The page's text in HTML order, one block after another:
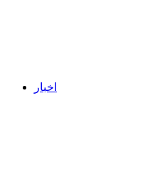
اخبار